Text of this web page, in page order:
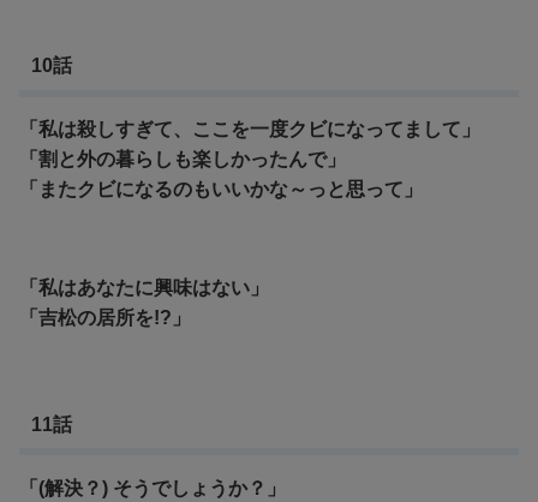
10話
「私は殺しすぎて、ここを一度クビになってまして」
「割と外の暮らしも楽しかったんで」
「またクビになるのもいいかな～っと思って」
「私はあなたに興味はない」
「吉松の居所を!?」
11話
「(解決？) そうでしょうか？」